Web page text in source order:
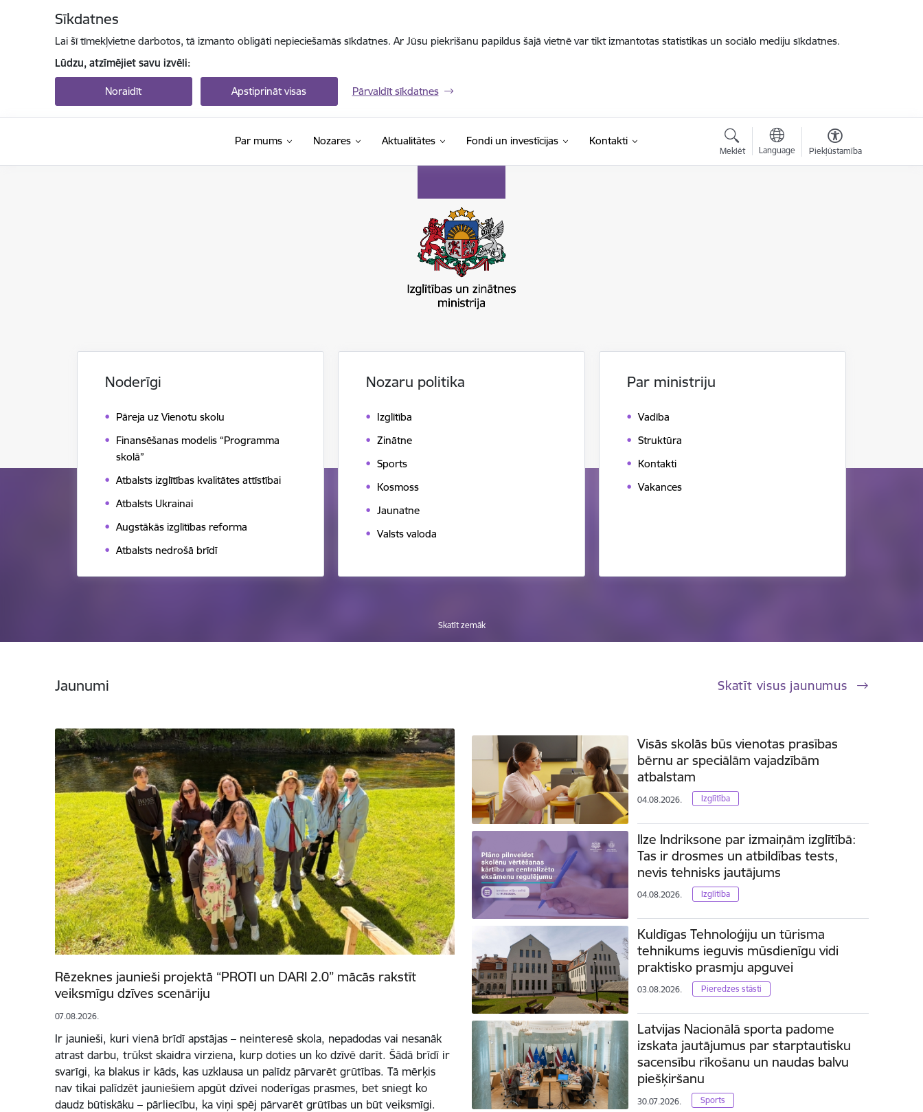
Sīkdatnes
Lai šī tīmekļvietne darbotos, tā izmanto obligāti nepieciešamās sīkdatnes. Ar Jūsu piekrišanu papildus šajā vietnē var tikt izmantotas statistikas un sociālo mediju sīkdatnes.
Lūdzu, atzīmējiet savu izvēli:
Noraidīt Apstiprināt visas Pārvaldīt sīkdatnes
Par mums Nozares Aktualitātes Fondi un investīcijas Kontakti
Meklēt Language Piekļūstamība
Noderīgi
Pāreja uz Vienotu skolu
Finansēšanas modelis “Programma
skolā”
Atbalsts izglītības kvalitātes attīstībai
Atbalsts Ukrainai
Augstākās izglītības reforma
Atbalsts nedrošā brīdī
Nozaru politika
Izglītība
Zinātne
Sports
Kosmoss
Jaunatne
Valsts valoda
Par ministriju
Vadība
Struktūra
Kontakti
Vakances
Skatīt zemāk
Jaunumi Skatīt visus jaunumus
Rēzeknes jaunieši projektā “PROTI un DARI 2.0” mācās rakstīt
veiksmīgu dzīves scenāriju
07.08.2026.
Ir jaunieši, kuri vienā brīdī apstājas – neinteresē skola, nepadodas vai nesanāk
atrast darbu, trūkst skaidra virziena, kurp doties un ko dzīvē darīt. Šādā brīdī ir
svarīgi, ka blakus ir kāds, kas uzklausa un palīdz pārvarēt grūtības. Tā mērķis
nav tikai palīdzēt jauniešiem apgūt dzīvei noderīgas prasmes, bet sniegt ko
daudz būtiskāku – pārliecību, ka viņi spēj pārvarēt grūtības un būt veiksmīgi.
Visās skolās būs vienotas prasības
bērnu ar speciālām vajadzībām
atbalstam
04.08.2026. Izglītība
Ilze Indriksone par izmaiņām izglītībā:
Tas ir drosmes un atbildības tests,
nevis tehnisks jautājums
04.08.2026. Izglītība
Kuldīgas Tehnoloģiju un tūrisma
tehnikums ieguvis mūsdienīgu vidi
praktisko prasmju apguvei
03.08.2026. Pieredzes stāsti
Latvijas Nacionālā sporta padome
izskata jautājumus par starptautisku
sacensību rīkošanu un naudas balvu
piešķiršanu
30.07.2026. Sports